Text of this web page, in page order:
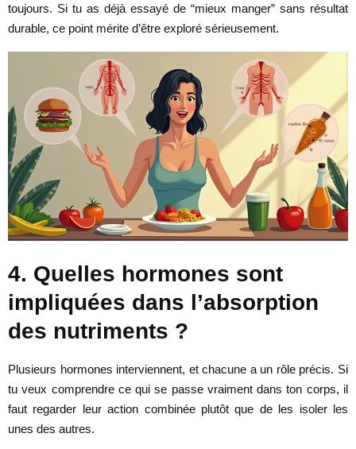
toujours. Si tu as déjà essayé de “mieux manger” sans résultat
durable, ce point mérite d’être exploré sérieusement.
4. Quelles hormones sont
impliquées dans l’absorption
des nutriments ?
Plusieurs hormones interviennent, et chacune a un rôle précis. Si
tu veux comprendre ce qui se passe vraiment dans ton corps, il
faut regarder leur action combinée plutôt que de les isoler les
unes des autres.